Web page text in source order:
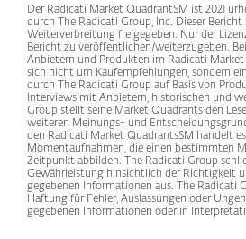
Der Radicati Market QuadrantSM ist 2021
durch The Radicati Group, Inc. Dieser
Weiterverbreitung freigegeben. Nur der
Bericht zu veröffentlichen/weiterzugeben.
Anbietern und Produkten im Radicati
sich nicht um Kaufempfehlungen, sondern
durch The Radicati Group auf Basis von
Interviews mit Anbietern, historischen und
Group stellt seine Market Quadrants den
weiteren Meinungs- und
den Radicati Market QuadrantsSM handelt
Momentaufnahmen, die einen bestimmten
Zeitpunkt abbilden. The Radicati Group
Gewährleistung hinsichtlich der Richtigkeit
gegebenen Informationen aus. The Radicati
Haftung für Fehler, Auslassungen oder
gegebenen Informationen oder in